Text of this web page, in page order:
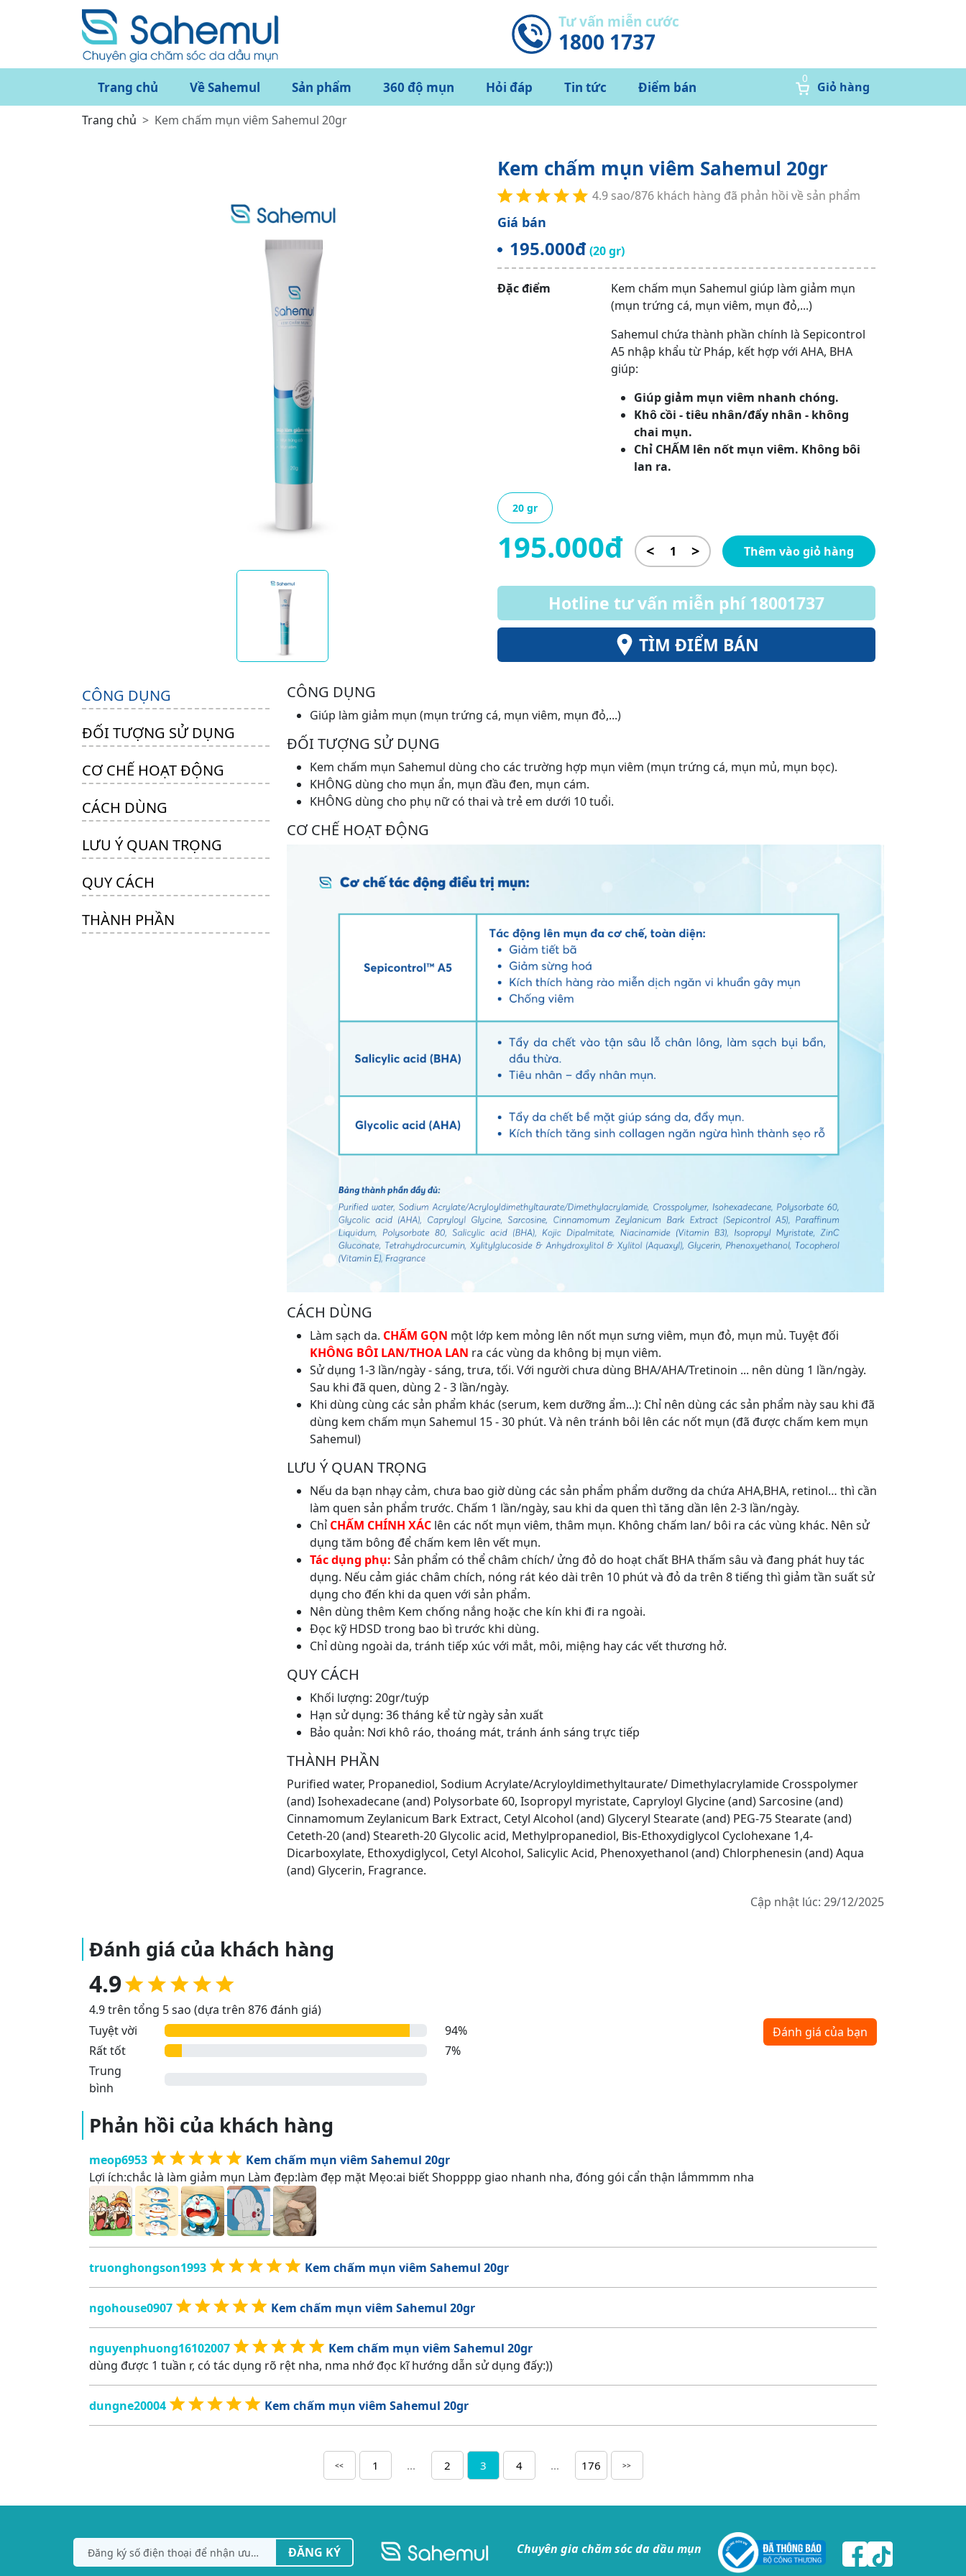
Tư vấn miễn cước
1800 1737
Trang chủ Về Sahemul Sản phẩm 360 độ mụn Hỏi đáp Tin tức Điểm bán
0
Giỏ hàng
Trang chủ Kem chấm mụn viêm Sahemul 20gr
Kem chấm mụn viêm Sahemul 20gr
4.9 sao/876 khách hàng đã phản hồi về sản phẩm
Giá bán
195.000đ(20 gr)
Đặc điểm
Kem chấm mụn Sahemul giúp làm giảm mụn
(mụn trứng cá, mụn viêm, mụn đỏ,...)
Sahemul chứa thành phần chính là Sepicontrol
A5 nhập khẩu từ Pháp, kết hợp với AHA, BHA
giúp:
Giúp giảm mụn viêm nhanh chóng.
Khô cồi - tiêu nhân/đẩy nhân - không
chai mụn.
Chỉ CHẤM lên nốt mụn viêm. Không bôi
lan ra.
20 gr
195.000đ < > Thêm vào giỏ hàng
Hotline tư vấn miễn phí 18001737
TÌM ĐIỂM BÁN
CÔNG DỤNG
ĐỐI TƯỢNG SỬ DỤNG
CƠ CHẾ HOẠT ĐỘNG
CÁCH DÙNG
LƯU Ý QUAN TRỌNG
QUY CÁCH
THÀNH PHẦN
CÔNG DỤNG
Giúp làm giảm mụn (mụn trứng cá, mụn viêm, mụn đỏ,...)
ĐỐI TƯỢNG SỬ DỤNG
Kem chấm mụn Sahemul dùng cho các trường hợp mụn viêm (mụn trứng cá, mụn mủ, mụn bọc).
KHÔNG dùng cho mụn ẩn, mụn đầu đen, mụn cám.
KHÔNG dùng cho phụ nữ có thai và trẻ em dưới 10 tuổi.
CƠ CHẾ HOẠT ĐỘNG
CÁCH DÙNG
Làm sạch da. CHẤM GỌN một lớp kem mỏng lên nốt mụn sưng viêm, mụn đỏ, mụn mủ. Tuyệt đối
KHÔNG BÔI LAN/THOA LAN ra các vùng da không bị mụn viêm.
Sử dụng 1-3 lần/ngày - sáng, trưa, tối. Với người chưa dùng BHA/AHA/Tretinoin ... nên dùng 1 lần/ngày.
Sau khi đã quen, dùng 2 - 3 lần/ngày.
Khi dùng cùng các sản phẩm khác (serum, kem dưỡng ẩm...): Chỉ nên dùng các sản phẩm này sau khi đã
dùng kem chấm mụn Sahemul 15 - 30 phút. Và nên tránh bôi lên các nốt mụn (đã được chấm kem mụn
Sahemul)
LƯU Ý QUAN TRỌNG
Nếu da bạn nhạy cảm, chưa bao giờ dùng các sản phẩm phẩm dưỡng da chứa AHA,BHA, retinol… thì cần
làm quen sản phẩm trước. Chấm 1 lần/ngày, sau khi da quen thì tăng dần lên 2-3 lần/ngày.
Chỉ CHẤM CHÍNH XÁC lên các nốt mụn viêm, thâm mụn. Không chấm lan/ bôi ra các vùng khác. Nên sử
dụng tăm bông để chấm kem lên vết mụn.
Tác dụng phụ: Sản phẩm có thể châm chích/ ửng đỏ do hoạt chất BHA thấm sâu và đang phát huy tác
dụng. Nếu cảm giác châm chích, nóng rát kéo dài trên 10 phút và đỏ da trên 8 tiếng thì giảm tần suất sử
dụng cho đến khi da quen với sản phẩm.
Nên dùng thêm Kem chống nắng hoặc che kín khi đi ra ngoài.
Đọc kỹ HDSD trong bao bì trước khi dùng.
Chỉ dùng ngoài da, tránh tiếp xúc với mắt, môi, miệng hay các vết thương hở.
QUY CÁCH
Khối lượng: 20gr/tuýp
Hạn sử dụng: 36 tháng kể từ ngày sản xuất
Bảo quản: Nơi khô ráo, thoáng mát, tránh ánh sáng trực tiếp
THÀNH PHẦN
Purified water, Propanediol, Sodium Acrylate/Acryloyldimethyltaurate/ Dimethylacrylamide Crosspolymer
(and) Isohexadecane (and) Polysorbate 60, Isopropyl myristate, Capryloyl Glycine (and) Sarcosine (and)
Cinnamomum Zeylanicum Bark Extract, Cetyl Alcohol (and) Glyceryl Stearate (and) PEG-75 Stearate (and)
Ceteth-20 (and) Steareth-20 Glycolic acid, Methylpropanediol, Bis-Ethoxydiglycol Cyclohexane 1,4-
Dicarboxylate, Ethoxydiglycol, Cetyl Alcohol, Salicylic Acid, Phenoxyethanol (and) Chlorphenesin (and) Aqua
(and) Glycerin, Fragrance.
Cập nhật lúc: 29/12/2025
Đánh giá của khách hàng
4.9
4.9 trên tổng 5 sao (dựa trên 876 đánh giá)
Tuyệt vời
94%
Rất tốt
7%
Trung
bình
Đánh giá của bạn
Phản hồi của khách hàng
meop6953
Kem chấm mụn viêm Sahemul 20gr
Lợi ích:chắc là làm giảm mụn Làm đẹp:làm đẹp mặt Mẹo:ai biết Shopppp giao nhanh nha, đóng gói cẩn thận lắmmmm nha
truonghongson1993 Kem chấm mụn viêm Sahemul 20gr
ngohouse0907 Kem chấm mụn viêm Sahemul 20gr
nguyenphuong16102007
Kem chấm mụn viêm Sahemul 20gr
dùng được 1 tuần r, có tác dụng rõ rệt nha, nma nhớ đọc kĩ hướng dẫn sử dụng đấy:))
dungne20004 Kem chấm mụn viêm Sahemul 20gr
<< 1 ... 2 3 4 ... 176 >>
ĐĂNG KÝ Chuyên gia chăm sóc da dầu mụn